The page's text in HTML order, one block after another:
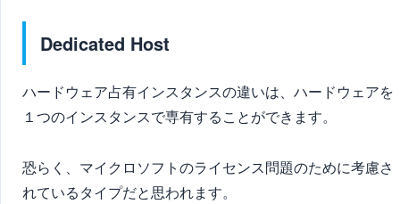
Dedicated Host
ハードウェア占有インスタンスの違いは、ハードウェアを
１つのインスタンスで専有することができます。
恐らく、マイクロソフトのライセンス問題のために考慮さ
れているタイプだと思われます。